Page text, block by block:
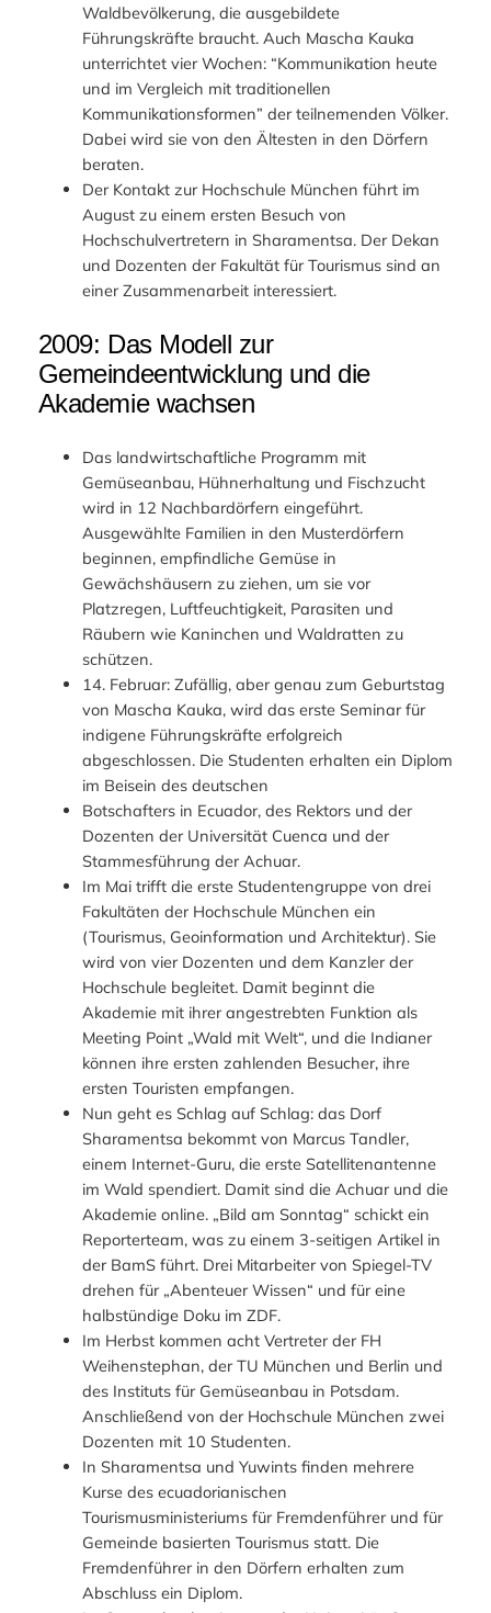
Waldbevölkerung, die ausgebildete
Führungskräfte braucht. Auch Mascha Kauka
unterrichtet vier Wochen: “Kommunikation heute
und im Vergleich mit traditionellen
Kommunikationsformen” der teilnemenden Völker.
Dabei wird sie von den Ältesten in den Dörfern
beraten.
Der Kontakt zur Hochschule München führt im
August zu einem ersten Besuch von
Hochschulvertretern in Sharamentsa. Der Dekan
und Dozenten der Fakultät für Tourismus sind an
einer Zusammenarbeit interessiert.
2009: Das Modell zur
Gemeindeentwicklung und die
Akademie wachsen
Das landwirtschaftliche Programm mit
Gemüseanbau, Hühnerhaltung und Fischzucht
wird in 12 Nachbardörfern eingeführt.
Ausgewählte Familien in den Musterdörfern
beginnen, empfindliche Gemüse in
Gewächshäusern zu ziehen, um sie vor
Platzregen, Luftfeuchtigkeit, Parasiten und
Räubern wie Kaninchen und Waldratten zu
schützen.
14. Februar: Zufällig, aber genau zum Geburtstag
von Mascha Kauka, wird das erste Seminar für
indigene Führungskräfte erfolgreich
abgeschlossen. Die Studenten erhalten ein Diplom
im Beisein des deutschen
Botschafters in Ecuador, des Rektors und der
Dozenten der Universität Cuenca und der
Stammesführung der Achuar.
Im Mai trifft die erste Studentengruppe von drei
Fakultäten der Hochschule München ein
(Tourismus, Geoinformation und Architektur). Sie
wird von vier Dozenten und dem Kanzler der
Hochschule begleitet. Damit beginnt die
Akademie mit ihrer angestrebten Funktion als
Meeting Point „Wald mit Welt“, und die Indianer
können ihre ersten zahlenden Besucher, ihre
ersten Touristen empfangen.
Nun geht es Schlag auf Schlag: das Dorf
Sharamentsa bekommt von Marcus Tandler,
einem Internet-Guru, die erste Satellitenantenne
im Wald spendiert. Damit sind die Achuar und die
Akademie online. „Bild am Sonntag“ schickt ein
Reporterteam, was zu einem 3-seitigen Artikel in
der BamS führt. Drei Mitarbeiter von Spiegel-TV
drehen für „Abenteuer Wissen“ und für eine
halbstündige Doku im ZDF.
Im Herbst kommen acht Vertreter der FH
Weihenstephan, der TU München und Berlin und
des Instituts für Gemüseanbau in Potsdam.
Anschließend von der Hochschule München zwei
Dozenten mit 10 Studenten.
In Sharamentsa und Yuwints finden mehrere
Kurse des ecuadorianischen
Tourismusministeriums für Fremdenführer und für
Gemeinde basierten Tourismus statt. Die
Fremdenführer in den Dörfern erhalten zum
Abschluss ein Diplom.